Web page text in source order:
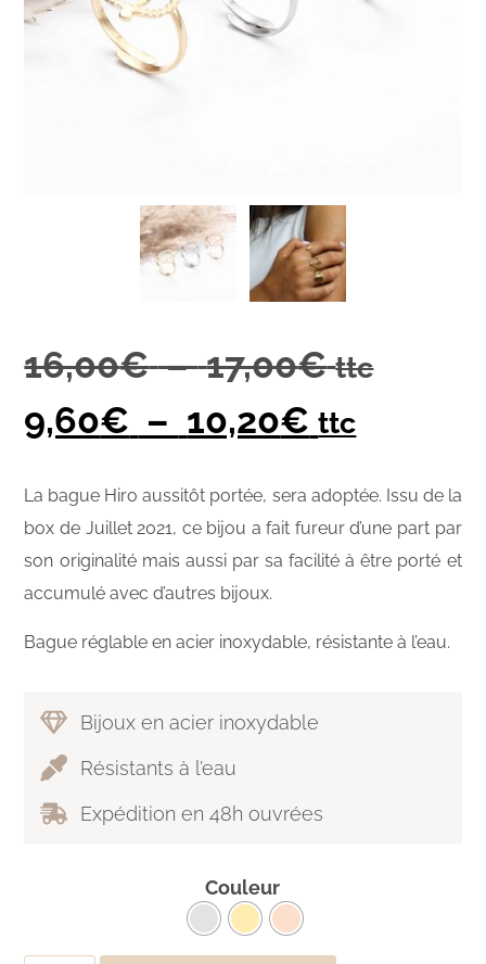
16,00€ – 17,00€ ttc
9,60€ – 10,20€ ttc
La bague Hiro aussitôt portée, sera adoptée. Issu de la
box de Juillet 2021, ce bijou a fait fureur d’une part par
son originalité mais aussi par sa facilité à être porté et
accumulé avec d’autres bijoux.
Bague réglable en acier inoxydable, résistante à l’eau.
Bijoux en acier inoxydable
Résistants à l’eau
Expédition en 48h ouvrées
Couleur